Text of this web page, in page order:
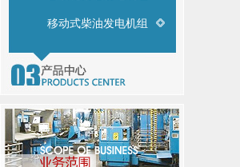
移动式柴油发电机组